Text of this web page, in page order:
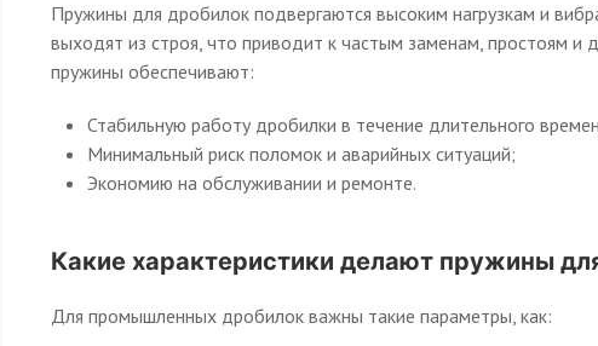
Пружины для дробилок подвергаются высоким нагрузкам и
выходят из строя, что приводит к частым заменам, простоям и
пружины обеспечивают:
Стабильную работу дробилки в течение длительного
Минимальный риск поломок и аварийных ситуаций;
Экономию на обслуживании и ремонте.
Какие характеристики делают пружины
Для промышленных дробилок важны такие параметры, как: